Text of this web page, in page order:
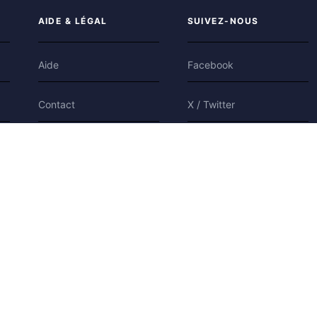
AIDE & LÉGAL
Aide
Contact
SUIVEZ-NOUS
Facebook
X / Twitter